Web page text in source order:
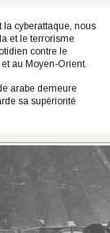
cyberattaque, nous
et le terrorisme
contre le
au Moyen-Orient.
arabe demeure
sa supériorité